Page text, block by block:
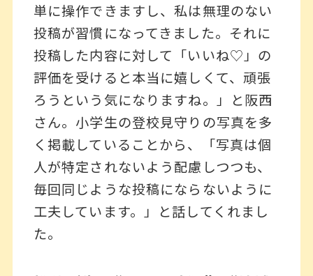
単に操作できますし、私は無理のない
投稿が習慣になってきました。それに
投稿した内容に対して「いいね♡」の
評価を受けると本当に嬉しくて、頑張
ろうという気になりますね。」と阪西
さん。小学生の登校見守りの写真を多
く掲載していることから、「写真は個
人が特定されないよう配慮しつつも、
毎回同じような投稿にならないように
工夫しています。」と話してくれまし
た。